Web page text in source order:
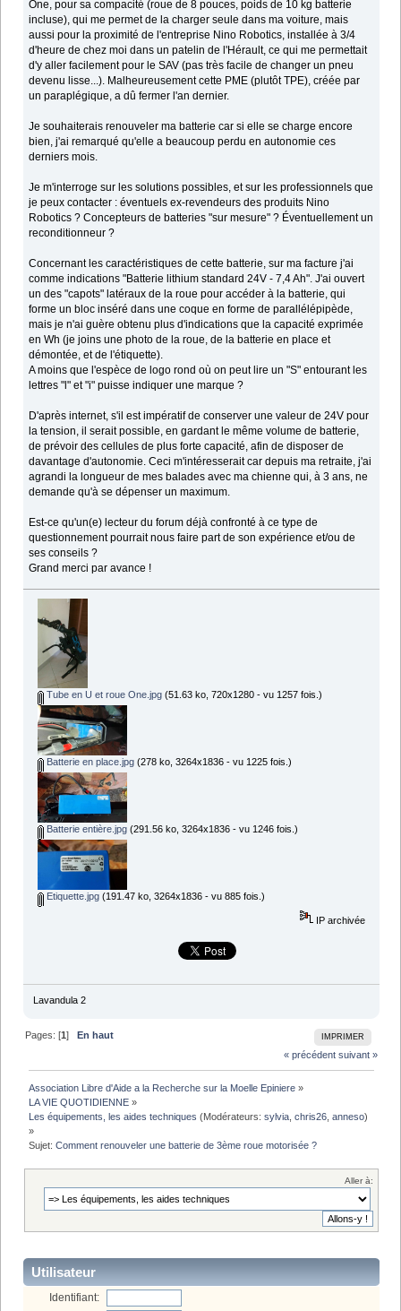
One, pour sa compacité (roue de 8 pouces, poids de 10 kg batterie
incluse), qui me permet de la charger seule dans ma voiture, mais
aussi pour la proximité de l'entreprise Nino Robotics, installée à 3/4
d'heure de chez moi dans un patelin de l'Hérault, ce qui me permettait
d'y aller facilement pour le SAV (pas très facile de changer un pneu
devenu lisse...). Malheureusement cette PME (plutôt TPE), créée par
un paraplégique, a dû fermer l'an dernier.
Je souhaiterais renouveler ma batterie car si elle se charge encore
bien, j'ai remarqué qu'elle a beaucoup perdu en autonomie ces
derniers mois.
Je m'interroge sur les solutions possibles, et sur les professionnels que
je peux contacter : éventuels ex-revendeurs des produits Nino
Robotics ? Concepteurs de batteries "sur mesure" ? Éventuellement un
reconditionneur ?
Concernant les caractéristiques de cette batterie, sur ma facture j'ai
comme indications "Batterie lithium standard 24V - 7,4 Ah". J'ai ouvert
un des "capots" latéraux de la roue pour accéder à la batterie, qui
forme un bloc inséré dans une coque en forme de parallélépipède,
mais je n'ai guère obtenu plus d'indications que la capacité exprimée
en Wh (je joins une photo de la roue, de la batterie en place et
démontée, et de l'étiquette).
A moins que l'espèce de logo rond où on peut lire un "S" entourant les
lettres "l" et "i" puisse indiquer une marque ?
D'après internet, s'il est impératif de conserver une valeur de 24V pour
la tension, il serait possible, en gardant le même volume de batterie,
de prévoir des cellules de plus forte capacité, afin de disposer de
davantage d'autonomie. Ceci m'intéresserait car depuis ma retraite, j'ai
agrandi la longueur de mes balades avec ma chienne qui, à 3 ans, ne
demande qu'à se dépenser un maximum.
Est-ce qu'un(e) lecteur du forum déjà confronté à ce type de
questionnement pourrait nous faire part de son expérience et/ou de
ses conseils ?
Grand merci par avance !
Tube en U et roue One.jpg(51.63 ko, 720x1280 - vu 1257 fois.)
Batterie en place.jpg(278 ko, 3264x1836 - vu 1225 fois.)
Batterie entière.jpg(291.56 ko, 3264x1836 - vu 1246 fois.)
Etiquette.jpg(191.47 ko, 3264x1836 - vu 885 fois.)
IP archivée
Lavandula 2
IMPRIMER
Pages: [1]
En haut
« précédent suivant »
Association Libre d'Aide a la Recherche sur la Moelle Epiniere »
LA VIE QUOTIDIENNE »
Les équipements, les aides techniques (Modérateurs:sylvia ,chris26 ,anneso)
»
Sujet:Comment renouveler une batterie de 3ème roue motorisée ?
Aller à:
Utilisateur
Identifiant: